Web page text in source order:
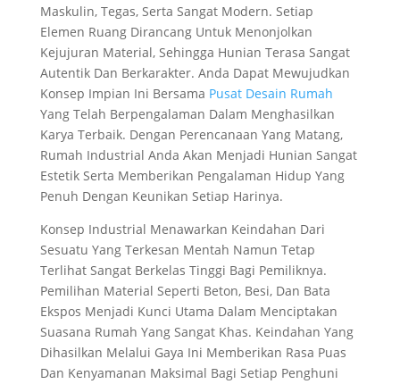
Maskulin, Tegas, Serta Sangat Modern. Setiap
Elemen Ruang Dirancang Untuk Menonjolkan
Kejujuran Material, Sehingga Hunian Terasa Sangat
Autentik Dan Berkarakter. Anda Dapat Mewujudkan
Konsep Impian Ini Bersama Pusat Desain Rumah
Yang Telah Berpengalaman Dalam Menghasilkan
Karya Terbaik. Dengan Perencanaan Yang Matang,
Rumah Industrial Anda Akan Menjadi Hunian Sangat
Estetik Serta Memberikan Pengalaman Hidup Yang
Penuh Dengan Keunikan Setiap Harinya.
Konsep Industrial Menawarkan Keindahan Dari
Sesuatu Yang Terkesan Mentah Namun Tetap
Terlihat Sangat Berkelas Tinggi Bagi Pemiliknya.
Pemilihan Material Seperti Beton, Besi, Dan Bata
Ekspos Menjadi Kunci Utama Dalam Menciptakan
Suasana Rumah Yang Sangat Khas. Keindahan Yang
Dihasilkan Melalui Gaya Ini Memberikan Rasa Puas
Dan Kenyamanan Maksimal Bagi Setiap Penghuni